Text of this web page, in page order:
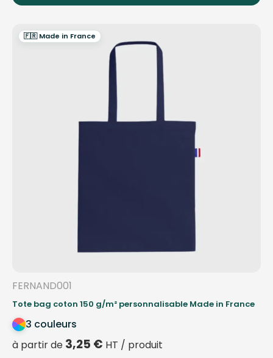
🇫🇷 Made in France
FERNAND001
Tote bag coton 150 g/m² personnalisable Made in France
3 couleurs
à partir de 3,25 € HT / produit